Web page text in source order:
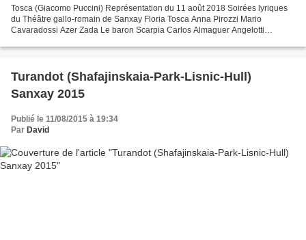
Tosca (Giacomo Puccini) Représentation du 11 août 2018 Soirées lyriques
du Théâtre gallo-romain de Sanxay Floria Tosca Anna Pirozzi Mario
Cavaradossi Azer Zada Le baron Scarpia Carlos Almaguer Angelotti
Turandot (Shafajinskaia-Park-Lisnic-Hull)
Sanxay 2015
Publié le 11/08/2015 à 19:34
Par David